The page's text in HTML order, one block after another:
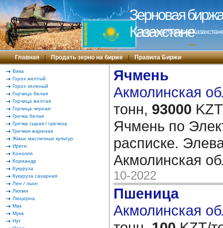
Зерновая
Казахстане
Зерновая биржа в
---
Главная | Продать зерно на бирже | Правила Биржи
Вика
Горох желтый
Горох зеленый
Горчица белая
Горчица желтая
Горчица черная
Гречка белая
Гречка сырая / гречиха
Гречкая жареная
Жмых масличных культур
Иреги
Конопля
Кориандр
Кукуруза
Кукуруза сахарная
Лен / льон
Люпин
Люцерна
Мак
Мука
Нут
Ячмень
Акмолинская
тонн, 93000
Ячмень по
расписке.
Акмолинская
10-2022
Пшеница
Акмолинская